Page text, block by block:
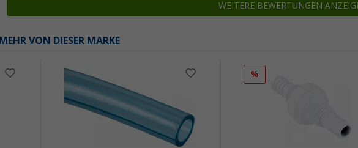
WEITERE BEWERTUNGEN
MEHR VON DIESER MARKE
%